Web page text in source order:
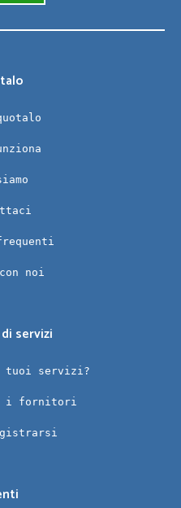
frequenti
noi
servizi
servizi?
i fornitori